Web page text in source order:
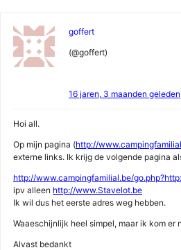
goffert
(@goffert)
16 jaren, 3 maanden geleden
Hoi all.
Op mijn pagina (http://
externe links. Ik krijg de volgende pagina
http://www.campingfamilial.be/
ipv alleen http://www.Stavelot.be
Ik wil dus het eerste adres weg hebben.
Waaeschijnlijk heel simpel, maar ik kom er
Alvast bedankt